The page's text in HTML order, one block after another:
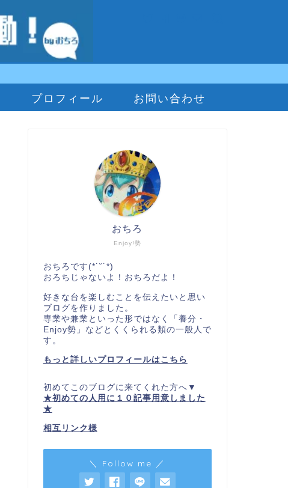
プロフィール お問い合わせ
Enjoy!勢
おちろ
おちろです(*˙˘˙*)
おろちじゃないよ！おちろだよ！
好きな台を楽しむことを伝えたいと思い
ブログを作りました。
専業や兼業といった形ではなく「養分・
Enjoy勢」などとくくられる類の一般人で
す。
もっと詳しいプロフィールはこちら
初めてこのブログに来てくれた方へ▼
★初めての人用に１０記事用意しました
★
相互リンク様
＼ Follow me ／